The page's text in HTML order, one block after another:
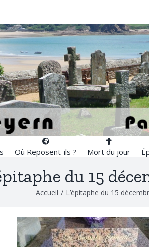
Où Reposent-ils ? Mort du jour
du 15
Accueil / L’épitaphe du 15